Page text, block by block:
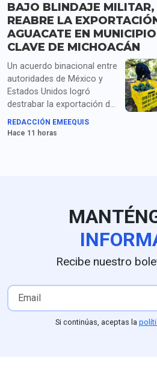
BAJO BLINDAJE MILITAR,
REABRE LA
AGUACATE EN
CLAVE DE MICHOACÁN
Un acuerdo binacional entre
autoridades de México y
Estados Unidos logró
destrabar la exportación de
más de mil toneladas de
aguacate michoacano
embajador estadounidense
Ronald Johnson operará a
partir del 8 de agosto en
Tancítaro, Tacámbaro,
Pátzcuaro, respaldada por
un despliegue de seguridad
del Ejército y la Guardia
Nacional ordenado por la
REDACCIÓN EMEEQUIS
Hace 11 horas
Recibe nuestro
Si continúas, aceptas la